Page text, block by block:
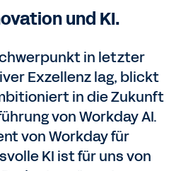
und KI.
in letzter
Exzellenz lag, blickt
in die Zukunft
von Workday AI.
von Workday für
KI ist für uns von